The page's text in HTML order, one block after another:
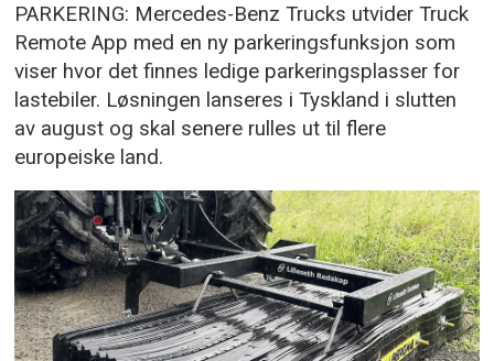
PARKERING: Mercedes-Benz Trucks utvider Truck
Remote App med en ny parkeringsfunksjon som
viser hvor det finnes ledige parkeringsplasser for
lastebiler. Løsningen lanseres i Tyskland i slutten
av august og skal senere rulles ut til flere
europeiske land.